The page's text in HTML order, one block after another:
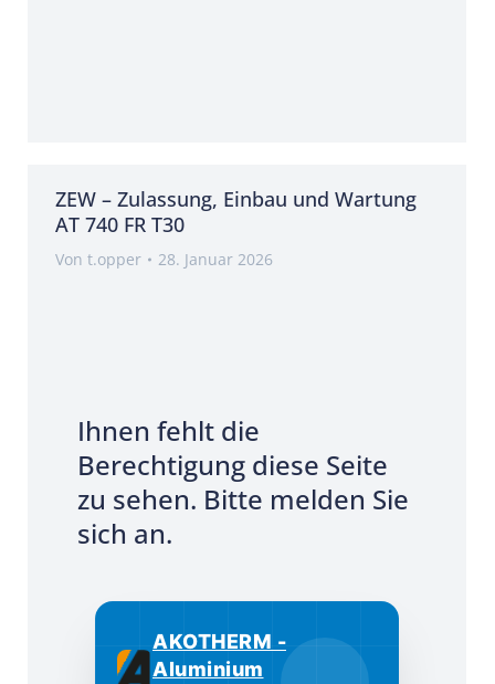
ZEW – Zulassung, Einbau und Wartung
AT 740 FR T30
Von t.opper 28. Januar 2026
Ihnen fehlt die
Berechtigung diese Seite
zu sehen. Bitte melden Sie
sich an.
AKOTHERM -
Aluminium